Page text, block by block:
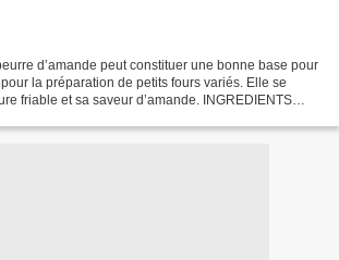
d’amande peut constituer une bonne base pour
la préparation de petits fours variés. Elle se
friable et sa saveur d’amande. INGREDIENTS